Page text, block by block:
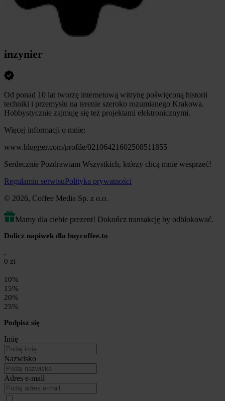
inzynier
Od ponad 10 lat tworzę internetową witrynę poświęconą historii
techniki i przemysłu na terenie szeroko rozumianego Krakowa.
Hobbystycznie zajmuję się też projektami elektronicznymi.
Więcej informacji o mnie:
www.blogger.com/profile/02106421602508511855
Serdecznie Pozdrawiam Wszystkich, którzy chcą mnie wesprzeć!
Regulamin serwisuPolityka prywatności
© 2026, Coffee Media Sp. z o.o.
Mamy dla ciebie prezent! Dokończ transakcję by odblokować.
Dolicz napiwek dla buycoffee.to
0 zł
10%
15%
20%
25%
Podpisz się
Imię
Nazwisko
Adres e-mail